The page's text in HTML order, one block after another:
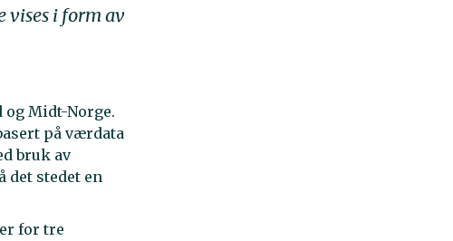
vises i form av
Midt-Norge.
på værdata
bruk av
det stedet en
for tre